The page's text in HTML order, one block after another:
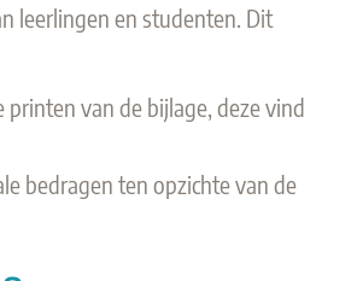
leerlingen en studenten. Dit
printen van de bijlage, deze vind
bedragen ten opzichte van de